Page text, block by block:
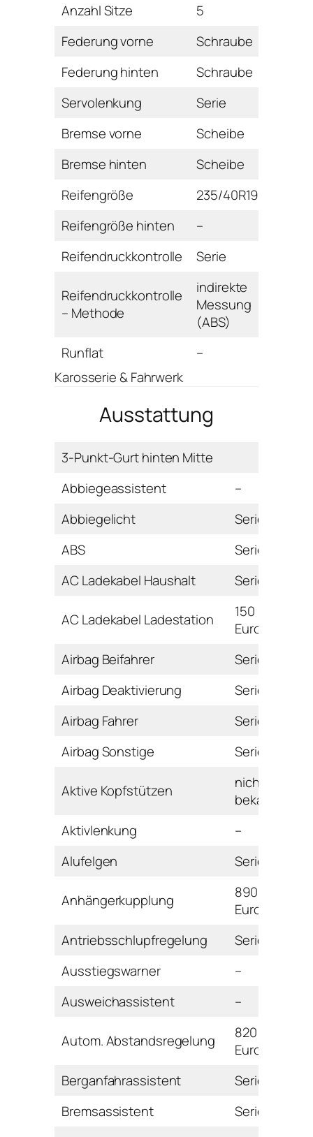
Anzahl Sitze
5
Federung vorne
Schraube
Federung hinten
Schraube
Servolenkung
Serie
Bremse vorne
Scheibe
Bremse hinten
Scheibe
Reifengröße
235/40R19
Reifengröße hinten
–
Reifendruckkontrolle
Serie
Reifendruckkontrolle
– Methode
indirekte
Messung
(ABS)
Runflat
–
Karosserie & Fahrwerk
Ausstattung
3-Punkt-Gurt hinten Mitte
Abbiegeassistent
–
Abbiegelicht
Serie
ABS
Serie
AC Ladekabel Haushalt
Serie
AC Ladekabel Ladestation
150
Euro
Airbag Beifahrer
Serie
Airbag Deaktivierung
Serie
Airbag Fahrer
Serie
Airbag Sonstige
Serie
Aktive Kopfstützen
nicht
bekannt
Aktivlenkung
–
Alufelgen
Serie
Anhängerkupplung
890
Euro
Antriebsschlupfregelung
Serie
Ausstiegswarner
–
Ausweichassistent
–
Autom. Abstandsregelung
820
Euro
Berganfahrassistent
Serie
Bremsassistent
Serie